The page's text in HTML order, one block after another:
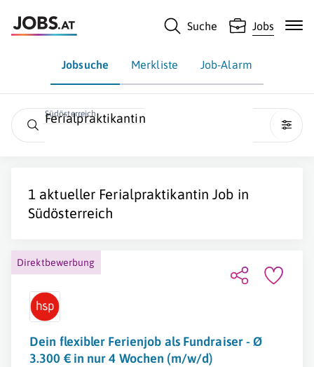
Suche Jobs
Jobsuche Merkliste Job-Alarm
Südösterreich
Ferialpraktikantin
1 aktueller Ferialpraktikantin Job in
Südösterreich
Direktbewerbung
Dein flexibler Ferienjob als Fundraiser - Ø
3.300 € in nur 4 Wochen (m/w/d)